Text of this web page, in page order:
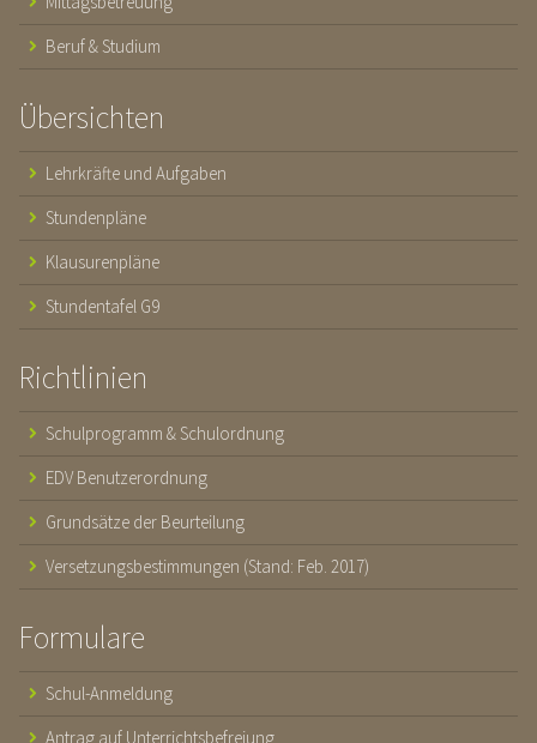
Beruf & Studium
Übersichten
Lehrkräfte und Aufgaben
Stundenpläne
Klausurenpläne
Stundentafel G9
Richtlinien
Schulprogramm & Schulordnung
EDV Benutzerordnung
Grundsätze der Beurteilung
Versetzungsbestimmungen (Stand: Feb. 2017)
Formulare
Schul-Anmeldung
Antrag auf Unterrichtsbefreiung